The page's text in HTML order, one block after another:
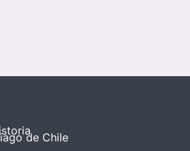
de Chile